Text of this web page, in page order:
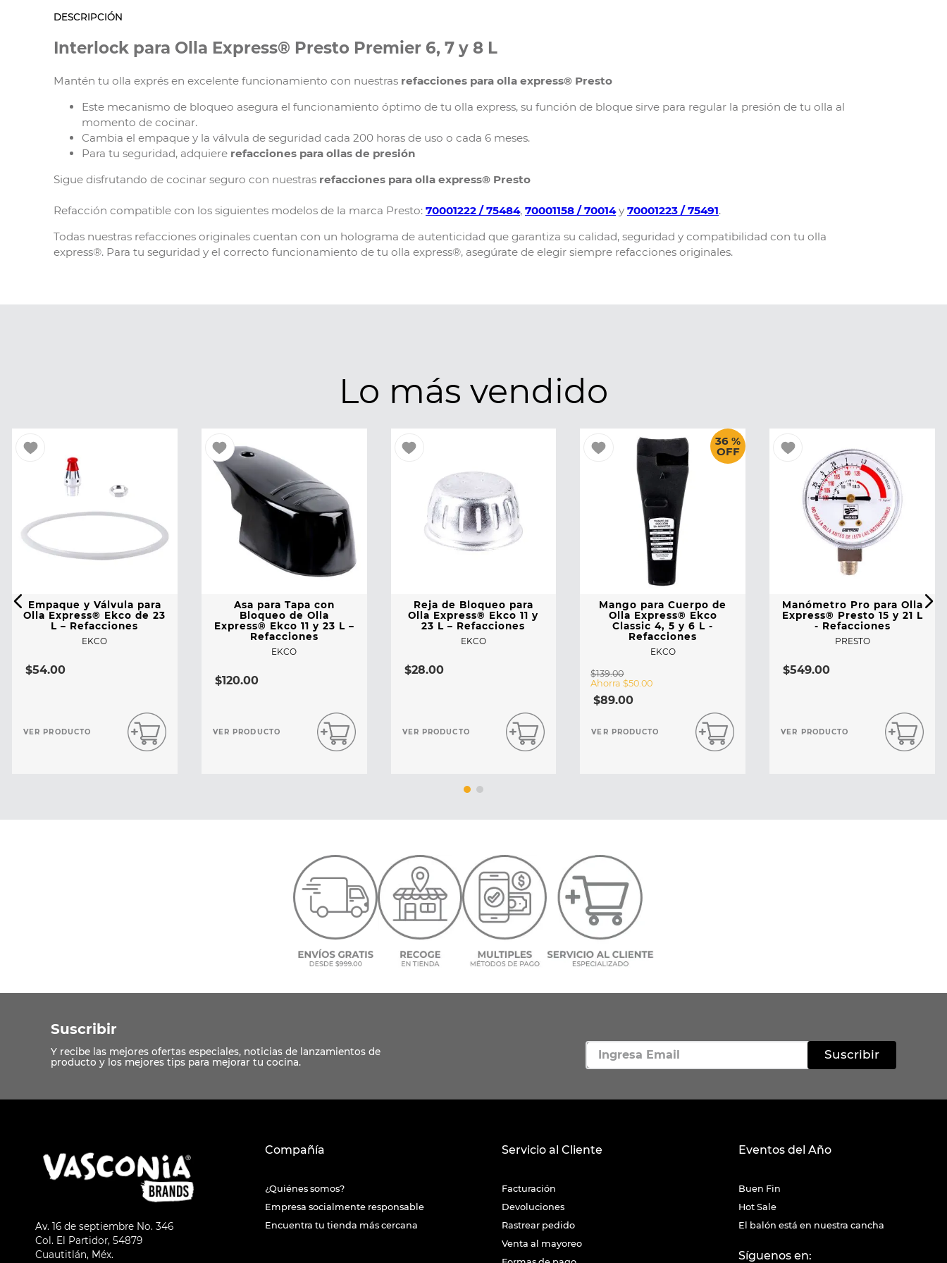
DESCRIPCIÓN
Interlock para Olla Express® Presto Premier 6, 7 y 8 L
Mantén tu olla exprés en excelente funcionamiento con nuestras refacciones para olla express® Presto
Este mecanismo de bloqueo asegura el funcionamiento óptimo de tu olla express, su función de bloque sirve para regular la presión de tu olla al
momento de cocinar.
Cambia el empaque y la válvula de seguridad cada 200 horas de uso o cada 6 meses.
Para tu seguridad, adquiere refacciones para ollas de presión
Sigue disfrutando de cocinar seguro con nuestras refacciones para olla express® Presto
Refacción compatible con los siguientes modelos de la marca Presto: 70001222 / 75484, 70001158 / 70014y 70001223 / 75491.
Todas nuestras refacciones originales cuentan con un holograma de autenticidad que garantiza su calidad, seguridad y compatibilidad con tu olla
express®. Para tu seguridad y el correcto funcionamiento de tu olla express®, asegúrate de elegir siempre refacciones originales.
Lo más vendido
Empaque y Válvula para
Olla Express® Ekco de 23
L – Refacciones
EKCO
$54.00
VER PRODUCTO
Asa para Tapa con
Bloqueo de Olla
Express® Ekco 11 y 23 L –
Refacciones
EKCO
$120.00
VER PRODUCTO
Reja de Bloqueo para
Olla Express® Ekco 11 y
23 L – Refacciones
EKCO
$28.00
VER PRODUCTO
36 %
OFF
Mango para Cuerpo de
Olla Express® Ekco
Classic 4, 5 y 6 L -
Refacciones
EKCO
$139.00
Ahorra$50.00
$89.00
VER PRODUCTO
Manómetro Pro para Olla
Express® Presto 15 y 21 L
- Refacciones
PRESTO
$549.00
VER PRODUCTO
Suscribir
Suscribir
Av. 16 de septiembre No. 346
Col. El Partidor, 54879
Cuautitlán, Méx.
Compañía
¿Quiénes somos?
Empresa socialmente responsable
Encuentra tu tienda más cercana
Servicio al Cliente
Facturación
Devoluciones
Rastrear pedido
Venta al mayoreo
Eventos del Año
Buen Fin
Hot Sale
El balón está en nuestra cancha
Síguenos en: